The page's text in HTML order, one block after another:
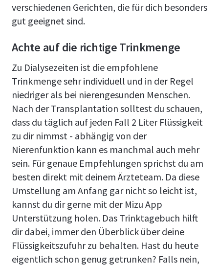
verschiedenen Gerichten, die für dich besonders
gut geeignet sind.
Achte auf die richtige Trinkmenge
Zu Dialysezeiten ist die empfohlene
Trinkmenge sehr individuell und in der Regel
niedriger als bei nierengesunden Menschen.
Nach der Transplantation solltest du schauen,
dass du täglich auf jeden Fall 2 Liter Flüssigkeit
zu dir nimmst - abhängig von der
Nierenfunktion kann es manchmal auch mehr
sein. Für genaue Empfehlungen sprichst du am
besten direkt mit deinem Ärzteteam. Da diese
Umstellung am Anfang gar nicht so leicht ist,
kannst du dir gerne mit der Mizu App
Unterstützung holen. Das Trinktagebuch hilft
dir dabei, immer den Überblick über deine
Flüssigkeitszufuhr zu behalten. Hast du heute
eigentlich schon genug getrunken? Falls nein,